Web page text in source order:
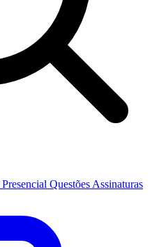
Presencial Questões Assinaturas